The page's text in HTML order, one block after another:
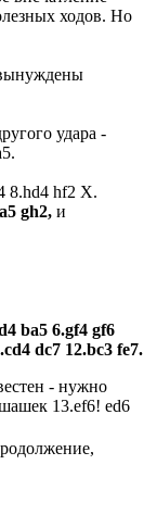
ходов. Но
удара -
8.hd4 hf2 X.
gh2, и
ba5 6.gf4 gf6
dc7 12.bc3 fe7.
- нужно
13.ef6! ed6